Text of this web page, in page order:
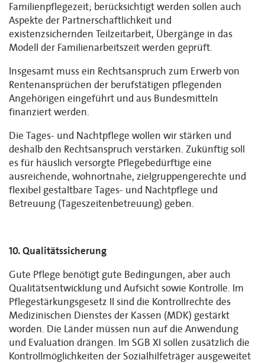
Familienpflegezeit; berücksichtigt werden sollen auch
Aspekte der Partnerschaftlichkeit und
existenzsichernden Teilzeitarbeit, Übergänge in das
Modell der Familienarbeitszeit werden geprüft.
Insgesamt muss ein Rechtsanspruch zum Erwerb von
Rentenansprüchen der berufstätigen pflegenden
Angehörigen eingeführt und aus Bundesmitteln
finanziert werden.
Die Tages- und Nachtpflege wollen wir stärken und
deshalb den Rechtsanspruch verstärken. Zukünftig soll
es für häuslich versorgte Pflegebedürftige eine
ausreichende, wohnortnahe, zielgruppengerechte und
flexibel gestaltbare Tages- und Nachtpflege und
Betreuung (Tageszeitenbetreuung) geben.
10. Qualitätssicherung
Gute Pflege benötigt gute Bedingungen, aber auch
Qualitätsentwicklung und Aufsicht sowie Kontrolle. Im
Pflegestärkungsgesetz II sind die Kontrollrechte des
Medizinischen Dienstes der Kassen (MDK) gestärkt
worden. Die Länder müssen nun auf die Anwendung
und Evaluation drängen. Im SGB XI sollen zusätzlich die
Kontrollmöglichkeiten der Sozialhilfeträger ausgeweitet